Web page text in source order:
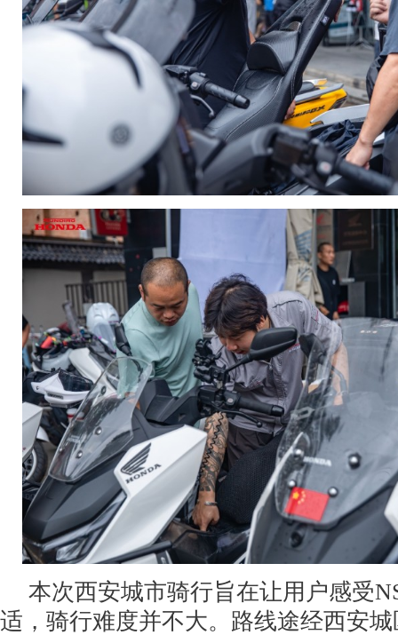
本次西安城市骑行旨在让用户感受
适，骑行难度并不大。路线途经西安